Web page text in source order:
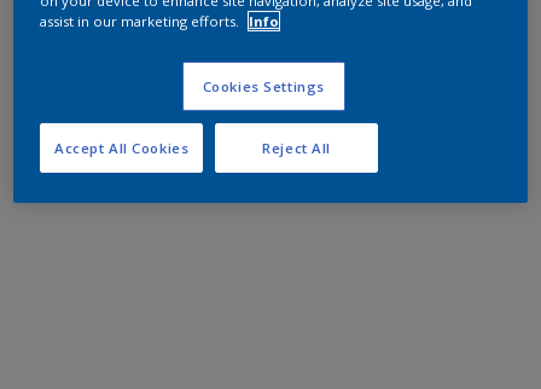
assist in our marketing efforts.
Info
Cookies Settings
Reject All
Accept All Cookies